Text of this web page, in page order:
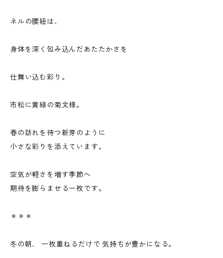
ネルの腰紐は、
身体を深く包み込んだあたたかさを
仕舞い込む彩り。
市松に黄緑の菊文様。
春の訪れを待つ新芽のように
小さな彩りを添えています。
空気が軽さを増す季節へ
期待を膨らませる一枚です。
＊＊＊
冬の朝、 一枚重ねるだけで 気持ちが豊かになる。